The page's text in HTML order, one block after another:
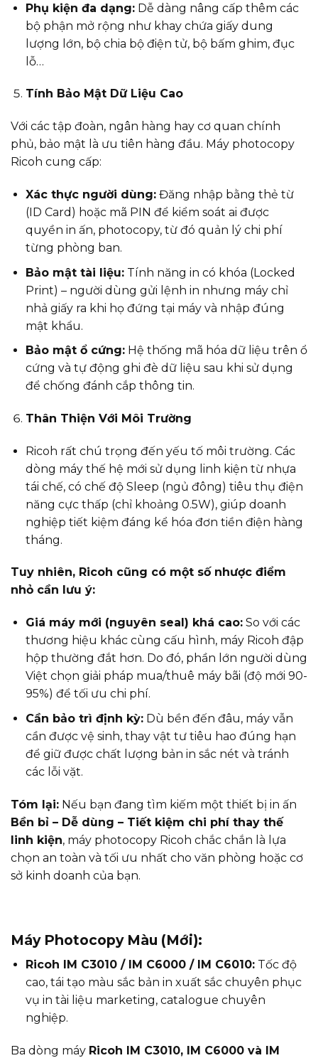
Phụ kiện đa dạng:Dễ dàng nâng cấp thêm các
bộ phận mở rộng như khay chứa giấy dung
lượng lớn, bộ chia bộ điện tử, bộ bấm ghim, đục
lỗ…
Tính Bảo Mật Dữ Liệu Cao
Với các tập đoàn, ngân hàng hay cơ quan chính
phủ, bảo mật là ưu tiên hàng đầu. Máy photocopy
Ricoh cung cấp:
Xác thực người dùng:Đăng nhập bằng thẻ từ
(ID Card) hoặc mã PIN để kiểm soát ai được
quyền in ấn, photocopy, từ đó quản lý chi phí
từng phòng ban.
Bảo mật tài liệu:Tính năng in có khóa (Locked
Print) – người dùng gửi lệnh in nhưng máy chỉ
nhả giấy ra khi họ đứng tại máy và nhập đúng
mật khẩu.
Bảo mật ổ cứng:Hệ thống mã hóa dữ liệu trên ổ
cứng và tự động ghi đè dữ liệu sau khi sử dụng
để chống đánh cắp thông tin.
Thân Thiện Với Môi Trường
Ricoh rất chú trọng đến yếu tố môi trường. Các
dòng máy thế hệ mới sử dụng linh kiện từ nhựa
tái chế, có chế độ Sleep (ngủ đông) tiêu thụ điện
năng cực thấp (chỉ khoảng 0.5W), giúp doanh
nghiệp tiết kiệm đáng kể hóa đơn tiền điện hàng
tháng.
Tuy nhiên, Ricoh cũng có một số nhược điểm
nhỏ cần lưu ý:
Giá máy mới (nguyên seal) khá cao:So với các
thương hiệu khác cùng cấu hình, máy Ricoh đập
hộp thường đắt hơn. Do đó, phần lớn người dùng
Việt chọn giải pháp mua/thuê máy bãi (độ mới 90-
95%) để tối ưu chi phí.
Cần bảo trì định kỳ:Dù bền đến đâu, máy vẫn
cần được vệ sinh, thay vật tư tiêu hao đúng hạn
để giữ được chất lượng bản in sắc nét và tránh
các lỗi vặt.
Tóm lại: Nếu bạn đang tìm kiếm một thiết bị in ấn
Bền bỉ – Dễ dùng – Tiết kiệm chi phí thay thế
linh kiện, máy photocopy Ricoh chắc chắn là lựa
chọn an toàn và tối ưu nhất cho văn phòng hoặc cơ
sở kinh doanh của bạn.
Máy Photocopy Màu (Mới):
Ricoh IM C3010 / IM C6000 / IM C6010:Tốc độ
cao, tái tạo màu sắc bản in xuất sắc chuyên phục
vụ in tài liệu marketing, catalogue chuyên
nghiệp.
Ba dòng máy Ricoh IM C3010, IM C6000 và IM